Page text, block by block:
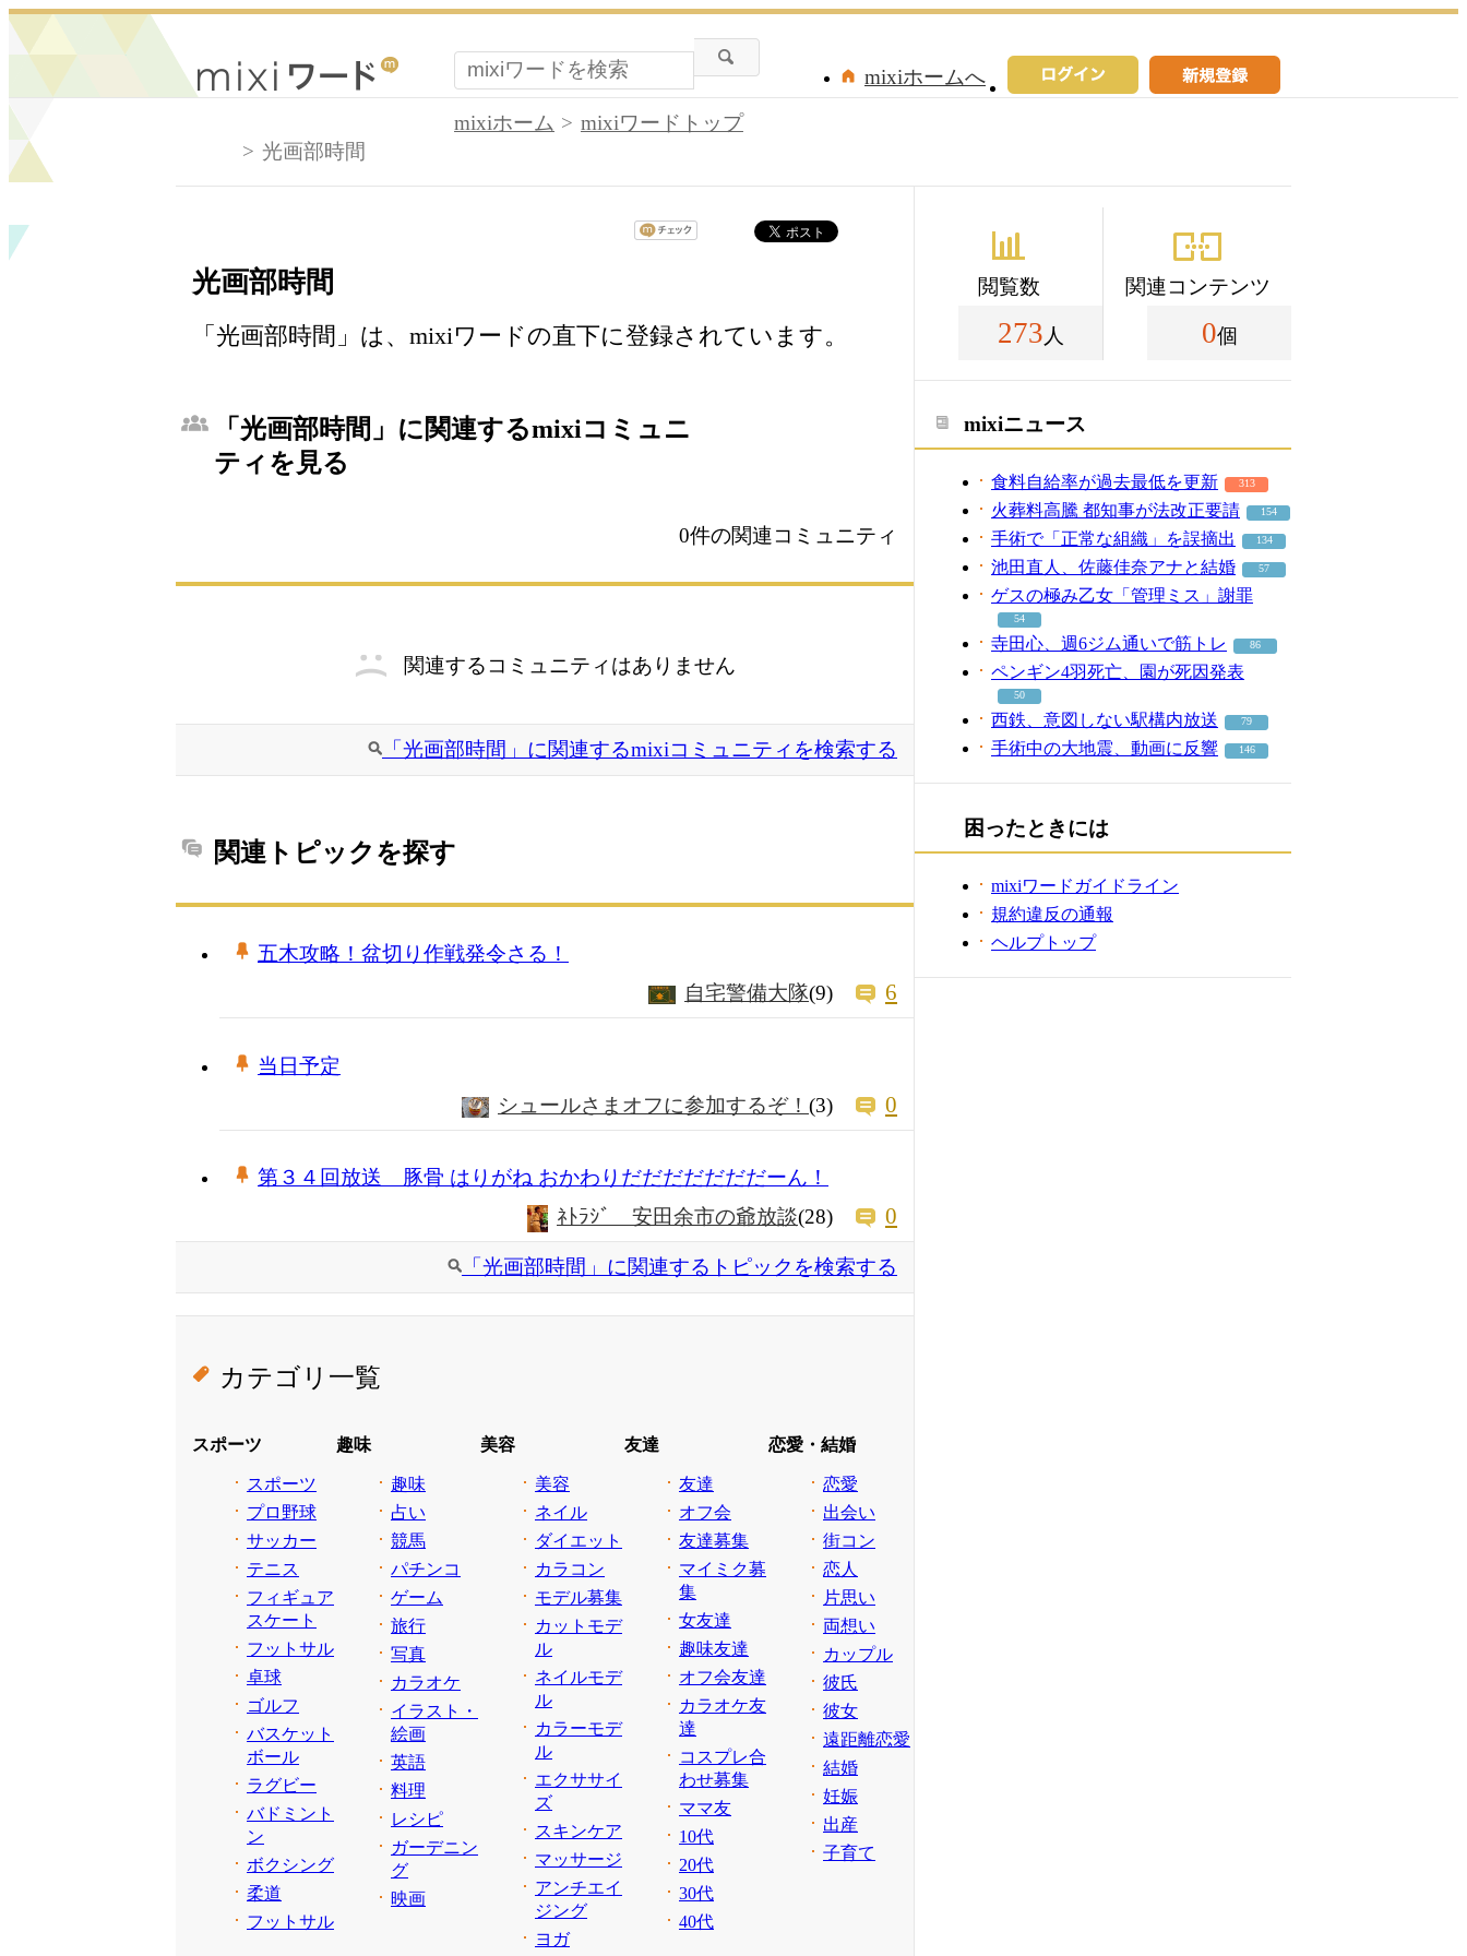
mixiホームへ
mixiホーム
mixiワードトップ
光画部時間
光画部時間
「光画部時間」は、mixiワードの直下に登録されています。
「光画部時間」に関連するmixiコミュニ
ティを見る
0件の関連コミュニティ
関連するコミュニティはありません
「光画部時間」に関連するmixiコミュニティを検索する
関連トピックを探す
五木攻略！盆切り作戦発令さる！
自宅警備大隊(9) 6
当日予定
シュールさまオフに参加するぞ！ (3) 0
第３４回放送 豚骨 はりがね おかわりだだだだだだだーん！
ﾈﾄﾗｼﾞ 安田余市の爺放談(28) 0
「光画部時間」に関連するトピックを検索する
カテゴリ一覧
スポーツ
スポーツ
プロ野球
サッカー
テニス
フィギュア
スケート
フットサル
卓球
ゴルフ
バスケット
ボール
ラグビー
バドミント
ン
ボクシング
柔道
フットサル
趣味
趣味
占い
競馬
パチンコ
ゲーム
旅行
写真
カラオケ
イラスト・
絵画
英語
料理
レシピ
ガーデニン
グ
映画
美容
美容
ネイル
ダイエット
カラコン
モデル募集
カットモデ
ル
ネイルモデ
ル
カラーモデ
ル
エクササイ
ズ
スキンケア
マッサージ
アンチエイ
ジング
ヨガ
友達
友達
オフ会
友達募集
マイミク募
集
女友達
趣味友達
オフ会友達
カラオケ友
達
コスプレ合
わせ募集
ママ友
10代
20代
30代
40代
恋愛・結婚
恋愛
出会い
街コン
恋人
片思い
両想い
カップル
彼氏
彼女
遠距離恋愛
結婚
妊娠
出産
子育て
閲覧数
273 人
関連コンテンツ
0個
mixiニュース
食料自給率が過去最低を更新 313
火葬料高騰 都知事が法改正要請 154
手術で「正常な組織」を誤摘出 134
池田直人、佐藤佳奈アナと結婚 57
ゲスの極み乙女「管理ミス」謝罪
54
寺田心、週6ジム通いで筋トレ 86
ペンギン4羽死亡、園が死因発表
50
西鉄、意図しない駅構内放送 79
手術中の大地震、動画に反響 146
困ったときには
mixiワードガイドライン
規約違反の通報
ヘルプトップ